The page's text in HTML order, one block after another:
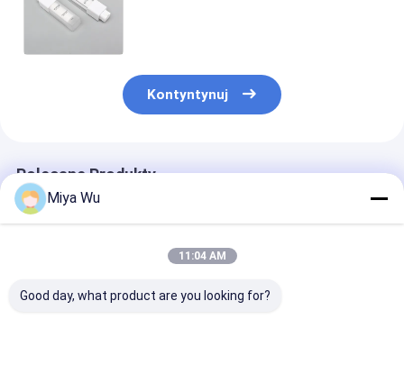
Kontyntynuj
Polecane Produkty
Miya Wu
11:04 AM
Good day, what product are you looking for?